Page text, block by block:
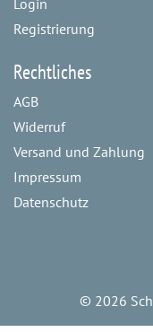
Login
Registrierung
Rechtliches
AGB
Widerruf
Versand und Zahlung
Impressum
Datenschutz
© 2026